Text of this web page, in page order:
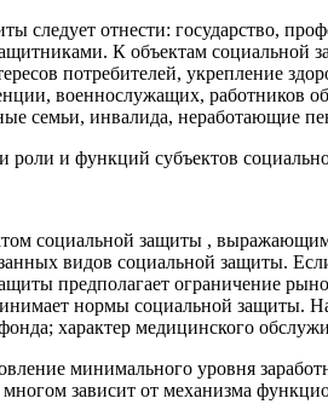
следует отнести: государство,
К объектам социальной
потребителей, укрепление
военнослужащих, работников
семьи, инвалида, неработающие
роли и функций субъектов
социальной защиты ,
видов социальной защиты.
предполагает ограниче­ние
нормы социальной защиты.
характер медицинского
минимального уровня
зависит от механизма